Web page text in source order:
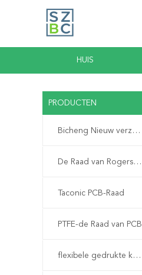
HUIS
PRODUCTEN
Bicheng Nieuw verzonden PCB
De Raad van Rogerspcb
Taconic PCB-Raad
PTFE-de Raad van PCB
flexibele gedrukte kring